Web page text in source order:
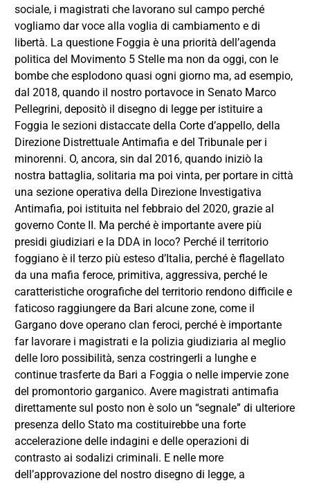
sociale, i magistrati che lavorano sul campo perché
vogliamo dar voce alla voglia di cambiamento e di
libertà. La questione Foggia è una priorità dell’agenda
politica del Movimento 5 Stelle ma non da oggi, con le
bombe che esplodono quasi ogni giorno ma, ad esempio,
dal 2018, quando il nostro portavoce in Senato Marco
Pellegrini, depositò il disegno di legge per istituire a
Foggia le sezioni distaccate della Corte d’appello, della
Direzione Distrettuale Antimafia e del Tribunale per i
minorenni. O, ancora, sin dal 2016, quando iniziò la
nostra battaglia, solitaria ma poi vinta, per portare in città
una sezione operativa della Direzione Investigativa
Antimafia, poi istituita nel febbraio del 2020, grazie al
governo Conte II. Ma perché è importante avere più
presidi giudiziari e la DDA in loco? Perché il territorio
foggiano è il terzo più esteso d’Italia, perché è flagellato
da una mafia feroce, primitiva, aggressiva, perché le
caratteristiche orografiche del territorio rendono difficile e
faticoso raggiungere da Bari alcune zone, come il
Gargano dove operano clan feroci, perché è importante
far lavorare i magistrati e la polizia giudiziaria al meglio
delle loro possibilità, senza costringerli a lunghe e
continue trasferte da Bari a Foggia o nelle impervie zone
del promontorio garganico. Avere magistrati antimafia
direttamente sul posto non è solo un “segnale” di ulteriore
presenza dello Stato ma costituirebbe una forte
accelerazione delle indagini e delle operazioni di
contrasto ai sodalizi criminali. E nelle more
dell’approvazione del nostro disegno di legge, a